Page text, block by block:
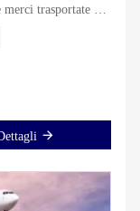
trasportate e il